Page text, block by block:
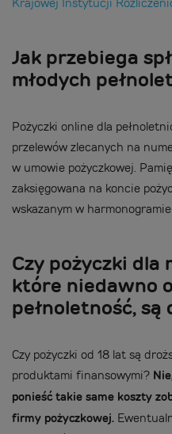
Krajowej Instytucji
Jak przebiega
młodych
Pożyczki online dla
przelewów zlecanych na
w umowie pożyczkowej.
zaksięgowana na koncie
wskazanym w
Czy pożyczki dla
które niedawno
pełnoletność, są
Czy pożyczki od 18 lat są
produktami finansowymi?
ponieść takie same koszty
firmy pożyczkowej.